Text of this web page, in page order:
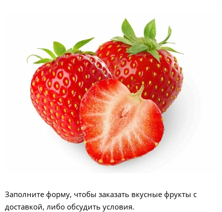
Заполните форму, чтобы заказать вкусные фрукты с
доставкой, либо обсудить условия.